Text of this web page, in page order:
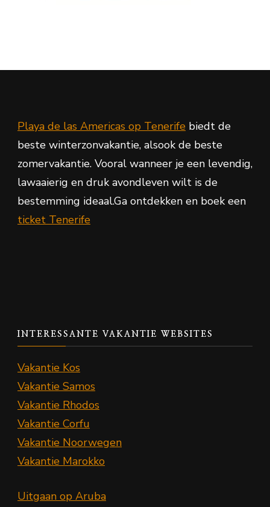
Playa de las Americas op Tenerife biedt de
beste winterzonvakantie, alsook de beste
zomervakantie. Vooral wanneer je een levendig,
lawaaierig en druk avondleven wilt is de
bestemming ideaal.Ga ontdekken en boek een
ticket Tenerife
INTERESSANTE VAKANTIE WEBSITES
Vakantie Kos
Vakantie Samos
Vakantie Rhodos
Vakantie Corfu
Vakantie Noorwegen
Vakantie Marokko
Uitgaan op Aruba